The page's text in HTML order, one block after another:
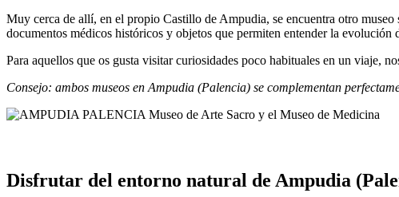
Muy cerca de allí, en el propio Castillo de Ampudia, se encuentra otro museo
documentos médicos históricos y objetos que permiten entender la evolución
Para aquellos que os gusta visitar curiosidades poco habituales en un viaje,
Consejo: ambos museos en Ampudia (Palencia) se complementan
Disfrutar del entorno natural de Ampudia